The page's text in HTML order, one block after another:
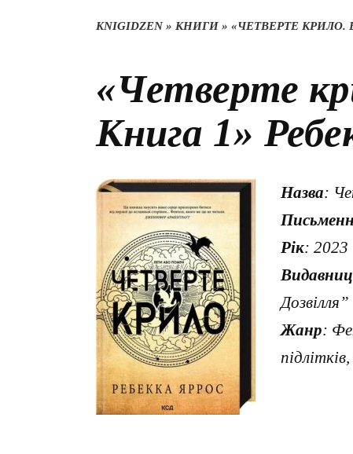
KNIGIDZEN» КНИГИ » «ЧЕТВЕРТЕ КРИЛО.
«Четверте
Книга 1»
Назва:
Рік: 2023
Дозвілля”
Жанр: